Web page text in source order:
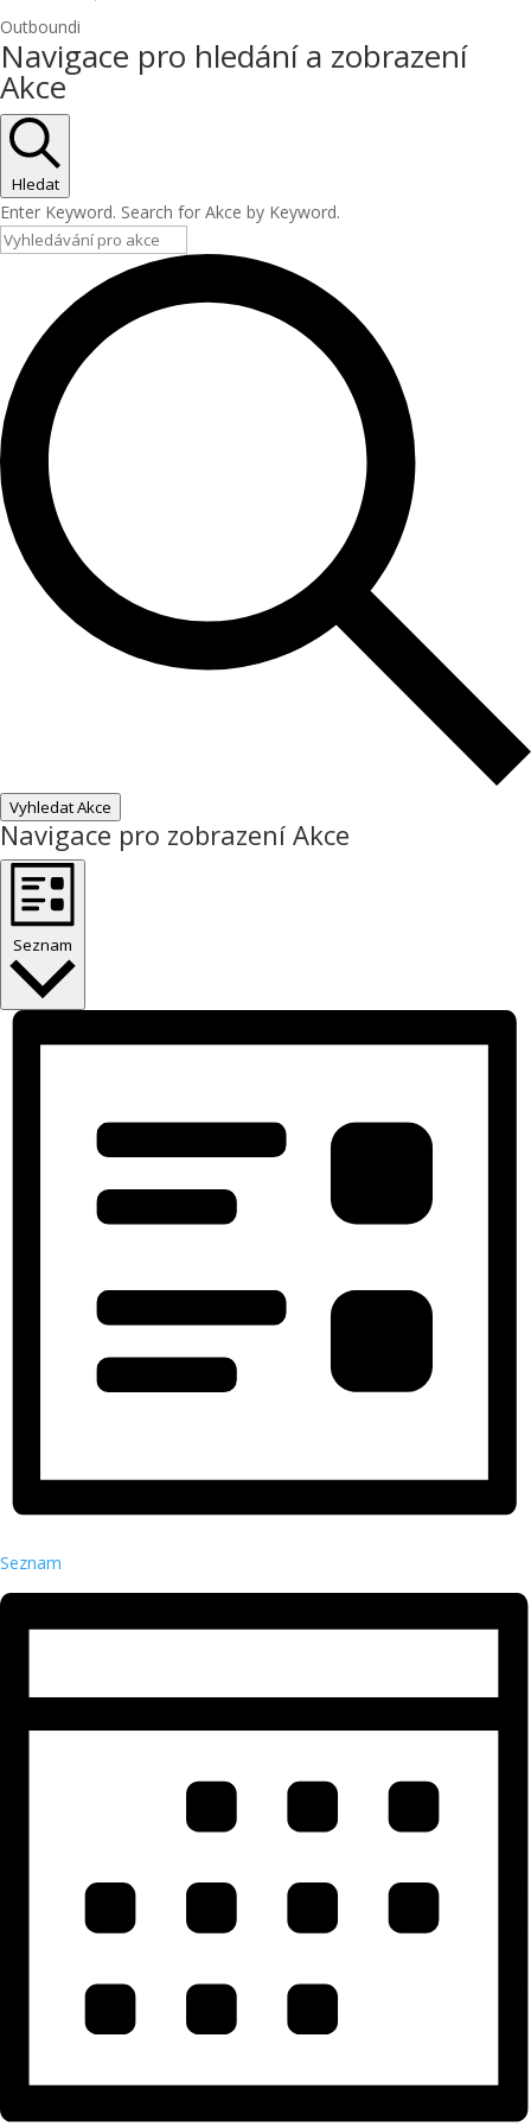
Outboundi
Akce
Navigace pro hledání a zobrazení
Akce
Hledat
Enter Keyword. Search for Akce by Keyword.
Vyhledat Akce
Navigace pro zobrazení Akce
Seznam
Seznam